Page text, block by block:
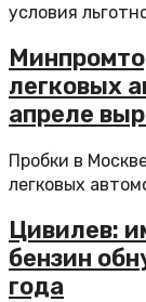
условия
легковых
апреле
Пробки в
легковых
Цивилев:
бензин
года